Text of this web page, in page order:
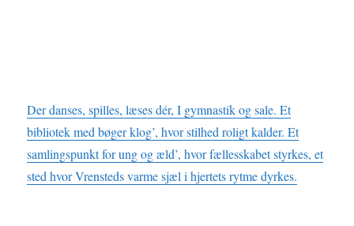
Der danses, spilles, læses dér, I gymnastik og sale. Et
bibliotek med bøger klog’, hvor stilhed roligt kalder. Et
samlingspunkt for ung og æld’, hvor fællesskabet styrkes, et
sted hvor Vrensteds varme sjæl i hjertets rytme dyrkes.